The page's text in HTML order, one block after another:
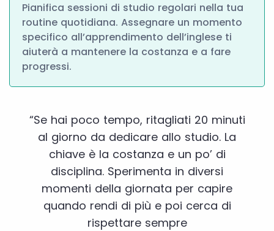
Pianifica sessioni di studio regolari nella tua
routine quotidiana. Assegnare un momento
specifico all’apprendimento dell’inglese ti
aiuterà a mantenere la costanza e a fare
progressi.
“Se hai poco tempo, ritagliati 20 minuti
al giorno da dedicare allo studio. La
chiave è la costanza e un po’ di
disciplina. Sperimenta in diversi
momenti della giornata per capire
quando rendi di più e poi cerca di
rispettare sempre